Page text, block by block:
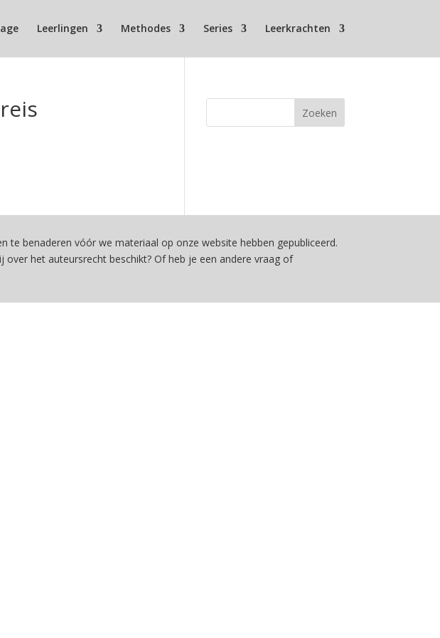
Leerlingen Methodes Series Leerkrachten
te benaderen vóór we materiaal op onze website hebben gepubliceerd.
het auteursrecht beschikt? Of heb je een andere vraag of